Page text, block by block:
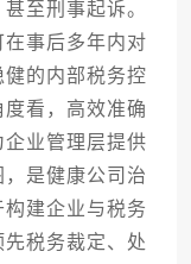
至刑事起诉。
事后多年内对
的内部税务控
看，高效准确
业管理层提供
是健康公司治
建企业与税务
税务裁定、处